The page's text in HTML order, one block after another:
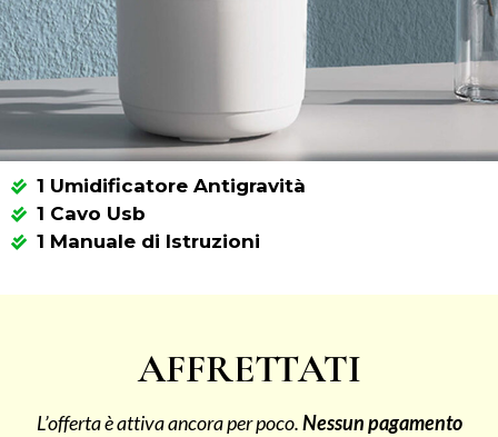
1 Umidificatore Antigravità
1 Cavo Usb
1 Manuale di Istruzioni
AFFRETTATI
L’offerta è attiva ancora per poco.Nessun pagamento